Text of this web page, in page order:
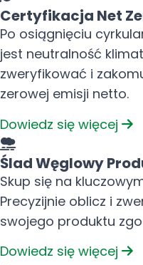
Certyfikacja Net
Po osiągnięciu
jest neutralność
zweryfikować i
zerowej emisji netto.
Dowiedz się więcej
Ślad Węglowy
Skup się na
Precyzijnie oblicz i
swojego produktu
Dowiedz się więcej